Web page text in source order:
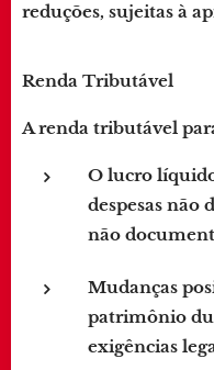
reduções, sujeitas à
Renda Tributável
A renda tributável
O lucro
despesas não
não
Mudanças
patrimônio
exigências